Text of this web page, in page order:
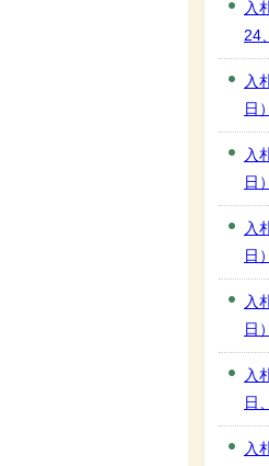
入
24
入
日）
入
日）
入
日）
入
日）
入
日
入